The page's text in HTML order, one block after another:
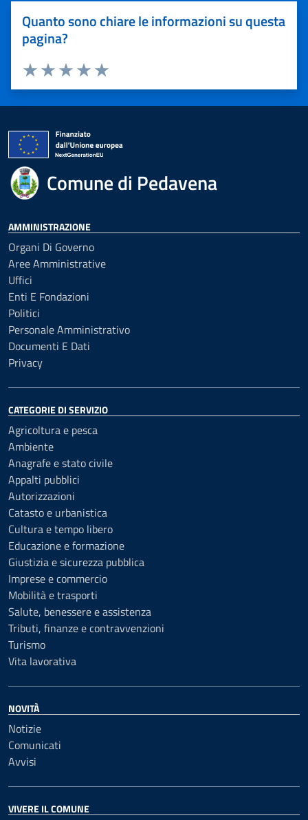
Quanto sono chiare le informazioni su questa
pagina?
Valuta 5 stelle su 5
Valuta 4 stelle su 5
Valuta 3 stelle su 5
Valuta 2 stelle su 5
Valuta 1 stelle su 5
Comune di Pedavena
AMMINISTRAZIONE
Organi Di Governo
Aree Amministrative
Uffici
Enti E Fondazioni
Politici
Personale Amministrativo
Documenti E Dati
Privacy
CATEGORIE DI SERVIZIO
Agricoltura e pesca
Ambiente
Anagrafe e stato civile
Appalti pubblici
Autorizzazioni
Catasto e urbanistica
Cultura e tempo libero
Educazione e formazione
Giustizia e sicurezza pubblica
Imprese e commercio
Mobilità e trasporti
Salute, benessere e assistenza
Tributi, finanze e contravvenzioni
Turismo
Vita lavorativa
NOVITÀ
Notizie
Comunicati
Avvisi
VIVERE IL COMUNE